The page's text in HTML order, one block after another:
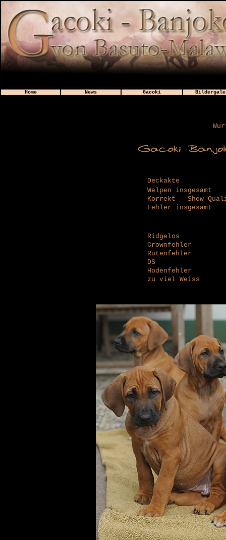
Home News Gacoki
Deckakte
Welpen insgesamt
Korrekt - Show
Fehler insgesamt
Ridgelos
Crownfehler
Rutenfehler
DS
Hodenfehler
zu viel Weiss